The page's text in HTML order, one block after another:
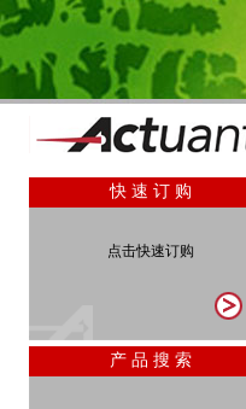
快 速 订 购
点击快速订购
产 品 搜 索